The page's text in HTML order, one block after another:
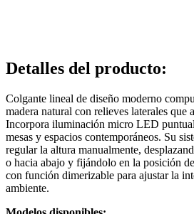
Detalles del producto:
Colgante lineal de diseño moderno
madera natural con relieves laterales que
Incorpora iluminación micro LED
mesas y espacios contemporáneos. Su
regular la altura manualmente,
o hacia abajo y fijándolo en la posición
con función dimerizable para ajustar la
ambiente.